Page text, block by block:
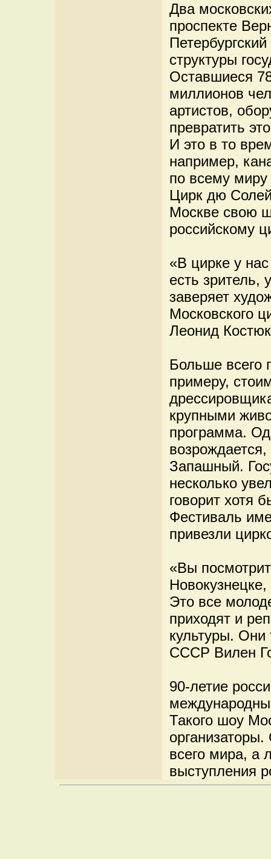
Два
проспекте
структуры
Оставшиеся
миллионов
артистов,
превратить
И это в то
например,
по всему
Цирк дю
Москве свою
российскому
«В цирке у
есть зритель,
заверяет
Московского
Леонид
Больше всего
примеру,
крупными
программа.
Запашный.
несколько
говорит хотя
Фестиваль
привезли
«Вы
Это все
приходят и
культуры. Они
СССР Вилен
90-летие
Такого шоу
всего мира, а
выступления